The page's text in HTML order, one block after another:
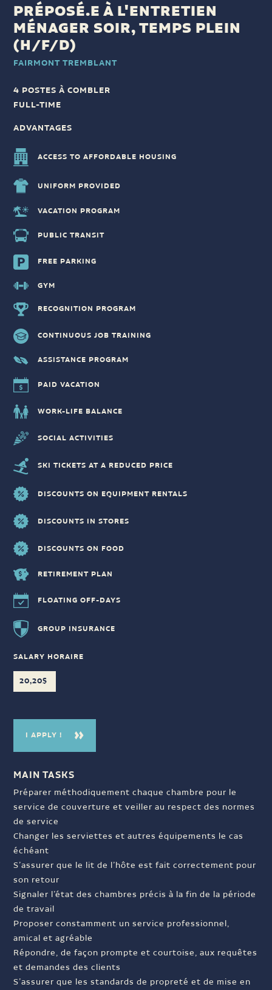
PRÉPOSÉ.E À L'ENTRETIEN
MÉNAGER SOIR, TEMPS PLEIN
(H/F/D)
FAIRMONT TREMBLANT
4 POSTES À COMBLER
FULL-TIME
ADVANTAGES
ACCESS TO AFFORDABLE HOUSING
UNIFORM PROVIDED
VACATION PROGRAM
PUBLIC TRANSIT
FREE PARKING
GYM
RECOGNITION PROGRAM
CONTINUOUS JOB TRAINING
ASSISTANCE PROGRAM
PAID VACATION
WORK-LIFE BALANCE
SOCIAL ACTIVITIES
SKI TICKETS AT A REDUCED PRICE
DISCOUNTS ON EQUIPMENT RENTALS
DISCOUNTS IN STORES
DISCOUNTS ON FOOD
RETIREMENT PLAN
FLOATING OFF-DAYS
GROUP INSURANCE
20,20$
SALARY HORAIRE
I APPLY !
MAIN TASKS
Préparer méthodiquement chaque chambre pour le
service de couverture et veiller au respect des normes
de service
Changer les serviettes et autres équipements le cas
échéant
S’assurer que le lit de l’hôte est fait correctement pour
son retour
Signaler l’état des chambres précis à la fin de la période
de travail
Proposer constamment un service professionnel,
amical et agréable
Répondre, de façon prompte et courtoise, aux requêtes
et demandes des clients
S’assurer que les standards de propreté et de mise en